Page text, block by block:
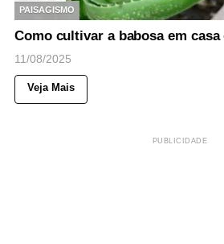
PAISAGISMO
Como cultivar a babosa em
11/08/2025
Veja Mais
PUBLICIDADE